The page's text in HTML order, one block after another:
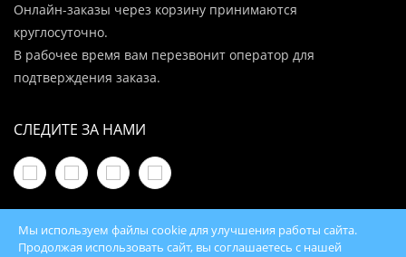
Онлайн-заказы через корзину принимаются
круглосуточно.
В рабочее время вам перезвонит оператор для
подтверждения заказа.
СЛЕДИТЕ ЗА НАМИ
Мы используем файлы cookie для улучшения работы сайта.
Продолжая использовать сайт, вы соглашаетесь с нашей